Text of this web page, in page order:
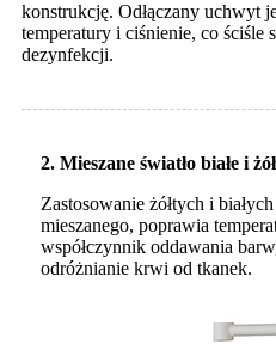
konstrukcję. Odłączany uchwyt
temperatury i ciśnienie, co ściśle
dezynfekcji.
2. Mieszane światło białe i
Zastosowanie żółtych i
mieszanego, poprawia
współczynnik oddawania
odróżnianie krwi od tkanek.